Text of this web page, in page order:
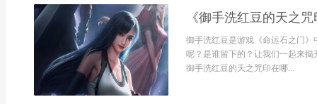
《御手洗红豆的天之
御手洗红豆是游戏《命运石之门
呢？是谁留下的？让我们一起来
御手洗红豆的天之咒印在哪...